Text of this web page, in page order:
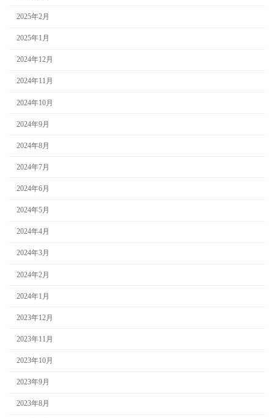
2025年2月
2025年1月
2024年12月
2024年11月
2024年10月
2024年9月
2024年8月
2024年7月
2024年6月
2024年5月
2024年4月
2024年3月
2024年2月
2024年1月
2023年12月
2023年11月
2023年10月
2023年9月
2023年8月